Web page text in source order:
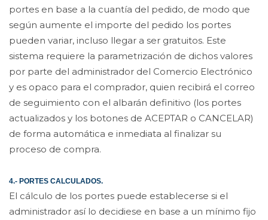
portes en base a la cuantía del pedido, de modo que
según aumente el importe del pedido los portes
pueden variar, incluso llegar a ser gratuitos. Este
sistema requiere la parametrización de dichos valores
por parte del administrador del Comercio Electrónico
y es opaco para el comprador, quien recibirá el correo
de seguimiento con el albarán definitivo (los portes
actualizados y los botones de ACEPTAR o CANCELAR)
de forma automática e inmediata al finalizar su
proceso de compra.
4.- PORTES CALCULADOS.
El cálculo de los portes puede establecerse si el
administrador así lo decidiese en base a un mínimo fijo